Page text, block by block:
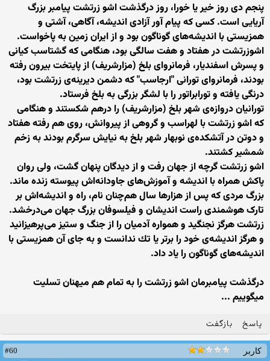
پنجم دی روز خير يا خورا، روز درگذشت اشو زرتشت پیامبر بزرگ
آریایی است. کسی که پيام آور آزادی انديشه، آگاهی، آشتی و
همزيستی با انديشه‌های گوناگون بود و از ايران زمين به پاخواست.
اشوزرتشت در هفتاد و هفت سالگی بود، هنگامی كه گشتاسب كيانی
و پسرش اسفنديار، فرمانروای بلخ (مزارشريف) از پايتخت بيرون رفته
بودند، فرمانروای تورانی "ارجاسب" كه دشمن ديرينه‌ی زرتشت بود،
درنگی يافته و تورابراتور را با لشگر بزرگی به بلخ فرستاد.
تورانيان دروازه‌ی شهر بلخ (مزارشريف) را درهم شكستند و هنگامی
كه اشو زرتشت با لهراسب و گروهی از پيروانش، روی هم رفته هفتاد
و دوتن در آتشكده‌ی نوبهار شهر بلخ به نيايش سرگرم بودند به زخم
شمشير كشتند.
اشو زرتشت گرچه از جهان رفت و از دیدگان پنهان گشت، ولی روان
پاكش همراه با اندیشه و آموزش‌های جاودانه‌اش پیوسته زنده ماند.
بزرگ مردی که پس از هزارها سال هم‌چنان نام، راه و اندیشه‌اش بر
تارک هوشمندی راست اندیشان و فیلسوفان بزرگ جهان می‌درخشد.
زرتشت هرگز نجنگید و همواره آدمیان را از جنگ و ستیز می‌پرهیزانید
و هرگز اندیشه‌ی خود را برتر یا تك ندانست و به جای آن همزیستی با
اندیشه‌های گوناگون را یاد داد.
درگذشت پیامبرمان اشو زرتشت را به تمام هم میهنان تسلیت
میگوییم ...
پاسخ بازگفت
کاربر
#60